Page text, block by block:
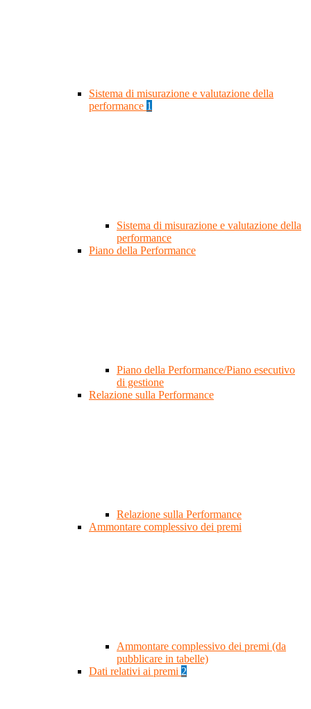
Sistema di misurazione e valutazione della
performance 1
Sistema di misurazione e valutazione della
performance
Piano della Performance
Piano della Performance/Piano esecutivo
di gestione
Relazione sulla Performance
Relazione sulla Performance
Ammontare complessivo dei premi
Ammontare complessivo dei premi (da
pubblicare in tabelle)
Dati relativi ai premi 2